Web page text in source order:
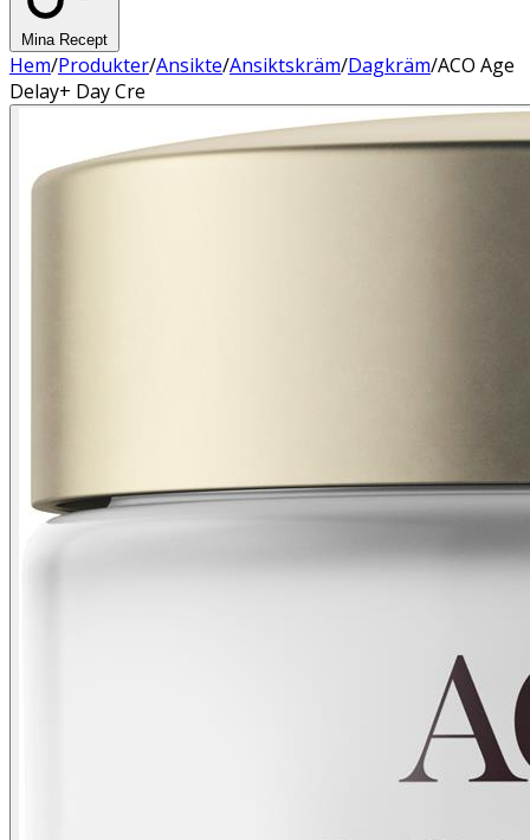
Mina Recept
Hem/Produkter/Ansikte/Ansiktskräm/Dagkräm/ACO Age
Delay+ Day Cre